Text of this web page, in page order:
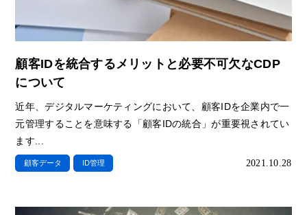
顧客IDを統合するメリットと必要不可欠なCDP
について
近年、デジタルマーケティングにおいて、顧客IDを企業内で一
元管理することを意味する「顧客IDの統合」が重要視されてい
ます...
顧客データ ID管理 2021.10.28